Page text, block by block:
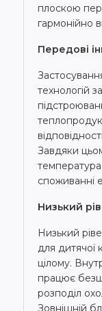
плоскою
гармонійно
Передові
технологій
Завдяки
температура
споживанні
Низький
Низький
для дитячої
цілому.
працює
розподіл
Зовнішній